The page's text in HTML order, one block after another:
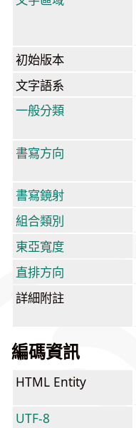
初始版本
文字語系
一般分類
書寫方向
書寫鏡射
組合類別
東亞寬度
直排方向
詳細附註
編碼資訊
HTML Entity
UTF-8